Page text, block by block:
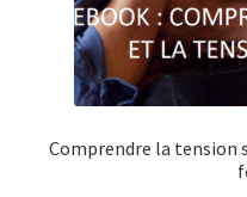
Comprendre la tension